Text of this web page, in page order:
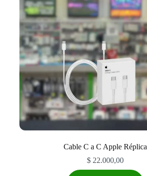
Cable C a C Apple Réplica
$ 22.000,00